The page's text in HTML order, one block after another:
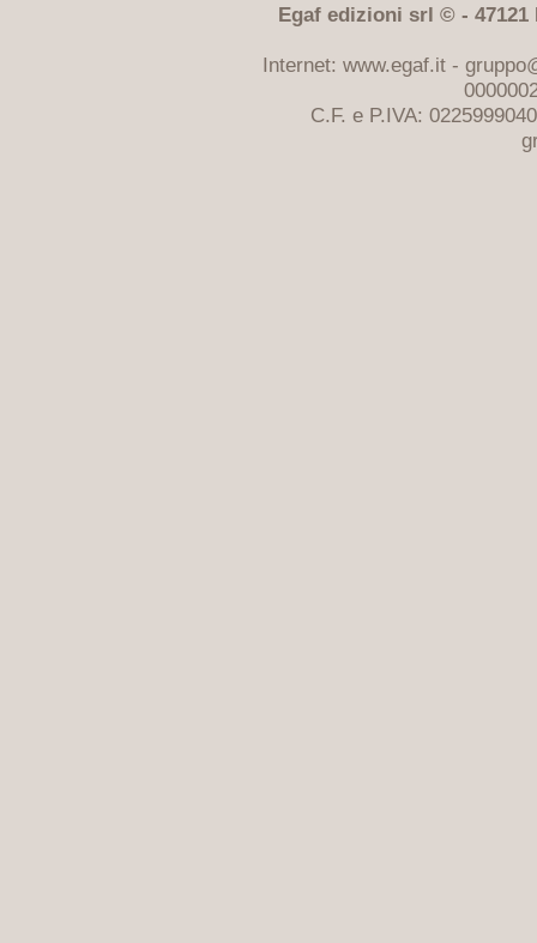
Egaf edizioni srl © - 47121
Internet: www.egaf.it -
C.F. e P.IVA: